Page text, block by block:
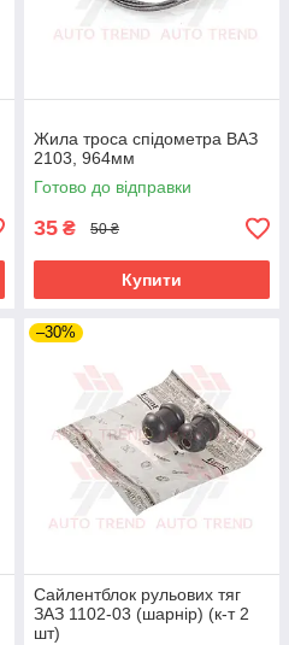
Жила троса спідометра ВАЗ
2103, 964мм
Готово до відправки
35 ₴ 50 ₴
Купити
–30%
Сайлентблок рульових тяг
ЗАЗ 1102-03 (шарнір) (к-т 2
шт)